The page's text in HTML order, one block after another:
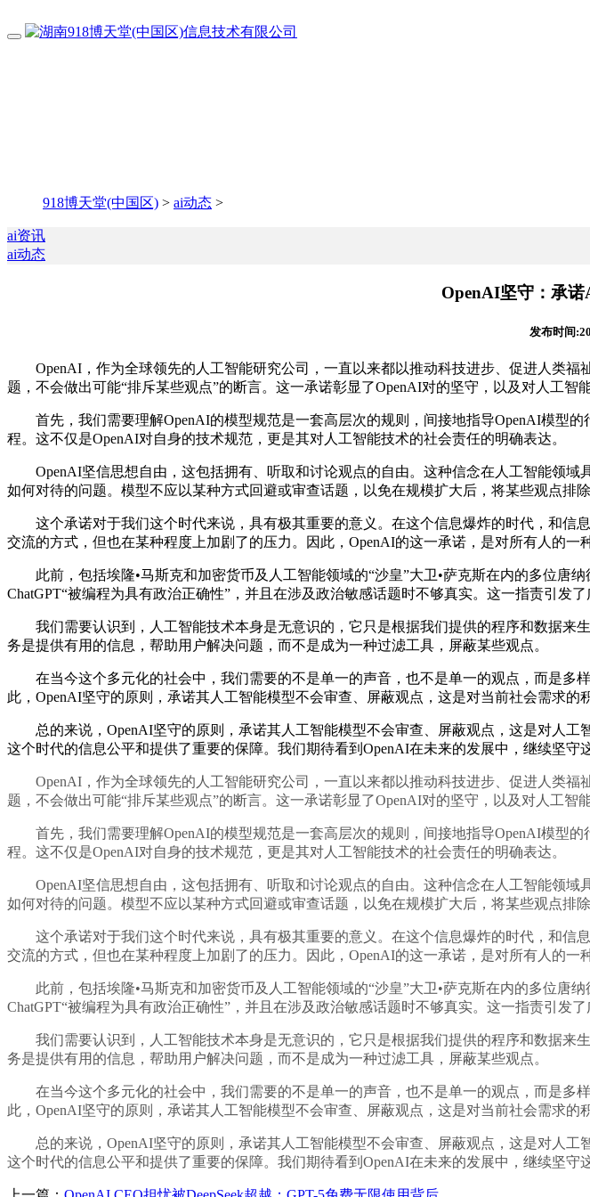
918博天堂(中国区) > ai动态 >
ai资讯
ai动态
OpenAI坚守：承
发布时间
OpenAI，作为全球领先的人工智能研究公司，一直以来都以推动科技进步、促进人类福
题，不会做出可能“排斥某些观点”的断言。这一承诺彰显了OpenAI对的坚守，以及对人工智
首先，我们需要理解OpenAI的模型规范是一套高层次的规则，间接地指导OpenAI模型的
程。这不仅是OpenAI对自身的技术规范，更是其对人工智能技术的社会责任的明确表达。
OpenAI坚信思想自由，这包括拥有、听取和讨论观点的自由。这种信念在人工智能领域
如何对待的问题。模型不应以某种方式回避或审查话题，以免在规模扩大后，将某些观点排除
这个承诺对于我们这个时代来说，具有极其重要的意义。在这个信息爆炸的时代，和信
交流的方式，但也在某种程度上加剧了的压力。因此，OpenAI的这一承诺，是对所有人的一
此前，包括埃隆•马斯克和加密货币及人工智能领域的“沙皇”大卫•萨克斯在内的多位唐
ChatGPT“被编程为具有政治正确性”，并且在涉及政治敏感话题时不够真实。这一指责引发
我们需要认识到，人工智能技术本身是无意识的，它只是根据我们提供的程序和数据来
务是提供有用的信息，帮助用户解决问题，而不是成为一种过滤工具，屏蔽某些观点。
在当今这个多元化的社会中，我们需要的不是单一的声音，也不是单一的观点，而是多
此，OpenAI坚守的原则，承诺其人工智能模型不会审查、屏蔽观点，这是对当前社会需求的
总的来说，OpenAI坚守的原则，承诺其人工智能模型不会审查、屏蔽观点，这是对人工
这个时代的信息公平和提供了重要的保障。我们期待看到OpenAI在未来的发展中，继续坚守
OpenAI，作为全球领先的人工智能研究公司，一直以来都以推动科技进步、促进人类福
题，不会做出可能“排斥某些观点”的断言。这一承诺彰显了OpenAI对的坚守，以及对人工智
首先，我们需要理解OpenAI的模型规范是一套高层次的规则，间接地指导OpenAI模型的
程。这不仅是OpenAI对自身的技术规范，更是其对人工智能技术的社会责任的明确表达。
OpenAI坚信思想自由，这包括拥有、听取和讨论观点的自由。这种信念在人工智能领域
如何对待的问题。模型不应以某种方式回避或审查话题，以免在规模扩大后，将某些观点排除
这个承诺对于我们这个时代来说，具有极其重要的意义。在这个信息爆炸的时代，和信
交流的方式，但也在某种程度上加剧了的压力。因此，OpenAI的这一承诺，是对所有人的一
此前，包括埃隆•马斯克和加密货币及人工智能领域的“沙皇”大卫•萨克斯在内的多位唐
ChatGPT“被编程为具有政治正确性”，并且在涉及政治敏感话题时不够真实。这一指责引发
我们需要认识到，人工智能技术本身是无意识的，它只是根据我们提供的程序和数据来
务是提供有用的信息，帮助用户解决问题，而不是成为一种过滤工具，屏蔽某些观点。
在当今这个多元化的社会中，我们需要的不是单一的声音，也不是单一的观点，而是多
此，OpenAI坚守的原则，承诺其人工智能模型不会审查、屏蔽观点，这是对当前社会需求的
总的来说，OpenAI坚守的原则，承诺其人工智能模型不会审查、屏蔽观点，这是对人工
这个时代的信息公平和提供了重要的保障。我们期待看到OpenAI在未来的发展中，继续坚守